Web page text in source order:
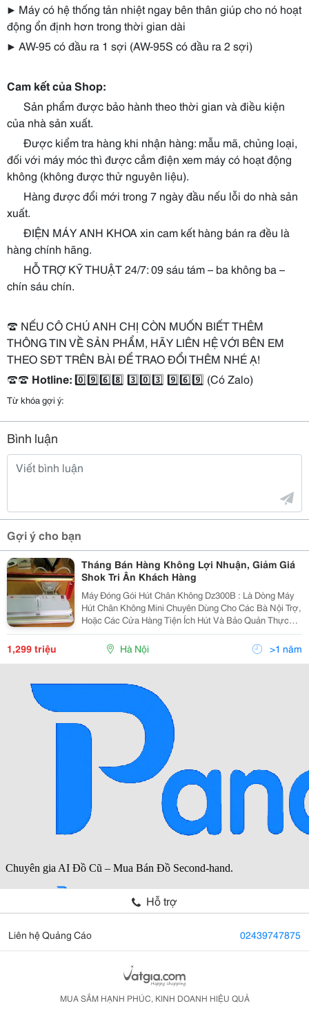
▶️ Máy có hệ thống tản nhiệt ngay bên thân giúp cho nó hoạt
động ổn định hơn trong thời gian dài
▶️ AW-95 có đầu ra 1 sợi (AW-95S có đầu ra 2 sợi)
Cam kết của Shop:
Sản phẩm được bảo hành theo thời gian và điều kiện
của nhà sản xuất.
Được kiểm tra hàng khi nhận hàng: mẫu mã, chủng loại,
đối với máy móc thì được cắm điện xem máy có hoạt động
không (không được thử nguyên liệu).
Hàng được đổi mới trong 7 ngày đầu nếu lỗi do nhà sản
xuất.
ĐIỆN MÁY ANH KHOA xin cam kết hàng bán ra đều là
hàng chính hãng.
HỖ TRỢ KỸ THUẬT 24/7: 09 sáu tám – ba không ba –
chín sáu chín.
☎️ NẾU CÔ CHÚ ANH CHỊ CÒN MUỐN BIẾT THÊM
THÔNG TIN VỀ SẢN PHẨM, HÃY LIÊN HỆ VỚI BÊN EM
THEO SĐT TRÊN BÀI ĐỂ TRAO ĐỔI THÊM NHÉ Ạ!
☎️☎️ Hotline:0️9️6️8️ 3️0️3️ 9️6️9️ (Có Zalo)
Từ khóa gợi ý:
Bình luận
Gợi ý cho bạn
Tháng Bán Hàng Không Lợi Nhuận, Giảm Giá
Shok Tri Ân Khách Hàng
Máy Đóng Gói Hút Chân Không Dz300B : Là Dòng Máy
Hút Chân Không Mini Chuyên Dùng Cho Các Bà Nội Trợ,
Hoặc Các Cửa Hàng Tiện Ích Hút Và Bảo Quản Thực
Phẩm,.. Với Tính Năng Nổi Bật Hơn So Với Các Dòng
Máy Hút Mini Là Đ Óng Gói Hút Chân Không Được
1,299 triệu Hà Nội >1 năm
Hỗ trợ
Liên hệ Quảng Cáo 02439747875
MUA SẮM HẠNH PHÚC, KINH DOANH HIỆU QUẢ